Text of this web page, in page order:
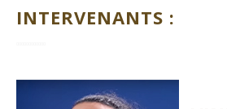
INTERVENANTS :